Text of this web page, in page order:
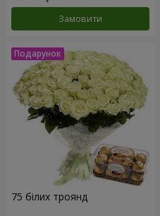
Замовити
75 білих троянд